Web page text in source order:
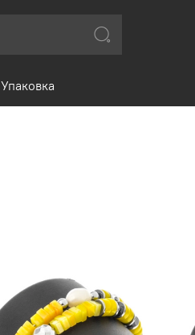
Упаковка